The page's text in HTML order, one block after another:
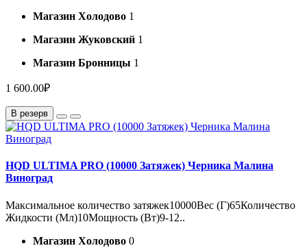
Магазин Холодово 1
Магазин Жуковский 1
Магазин Бронницы 1
1 600.00₽
В резерв
HQD ULTIMA PRO (10000 Затяжек) Черника Малина
Виноград
Максимальное количество затяжек10000Вес (Г)65Количество
Жидкости (Мл)10Мощность (Вт)9-12..
Магазин Холодово 0